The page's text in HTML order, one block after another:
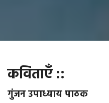
कविताएँ ::
गुंजन उपाध्याय पाठक